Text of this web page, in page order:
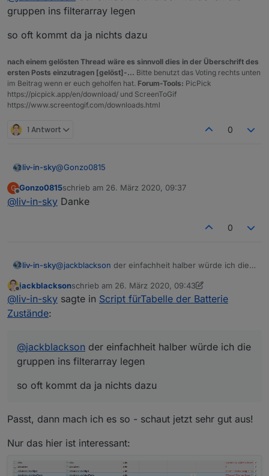
aus:
gruppen ins filterarray legen
so oft kommt da ja nichts dazu
nach einem gelösten Thread wäre es sinnvoll dies in der Überschrift des
ersten Posts einzutragen [gelöst]-... Bitte benutzt das Voting rechts unten
im Beitrag wenn er euch geholfen hat. Forum-Tools: PicPick
https://picpick.app/en/download/ und ScreenToGif
https://www.screentogif.com/downloads.html
1 Antwort 0
liv-in-sky@Gonzo0815
hallo gonzo
dein system die datenpunkte an und kopierst es in
oder zahl ... beim anlegen
angezeigt aber in der runtime schon!
G
Offline
Gonzo0815schrieb am 26. März 2020, 09:37
zuletzt editiert von
@liv-in-sky Danke
0
liv-in-sky@jackblackson der einfachheit halber würde ich die
so oft kommt da ja nichts dazu
Offline
jackblacksonschrieb am 26. März 2020, 09:43
zuletzt editiert von jackblackson
@liv-in-sky sagte in Script fürTabelle der Batterie
Zustände:
@jackblackson der einfachheit halber würde ich die
gruppen ins filterarray legen
so oft kommt da ja nichts dazu
Passt, dann mach ich es so - schaut jetzt sehr gut aus!
Nur das hier ist interessant: